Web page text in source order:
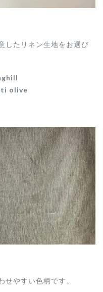
したリネン生地をお選び
olive
せやすい色柄です。